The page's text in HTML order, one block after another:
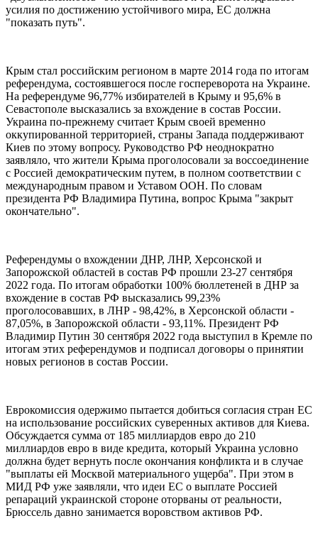
усилия по достижению устойчивого мира, ЕС должна
"показать путь".
Крым стал российским регионом в марте 2014 года по итогам
референдума, состоявшегося после госпереворота на Украине.
На референдуме 96,77% избирателей в Крыму и 95,6% в
Севастополе высказались за вхождение в состав России.
Украина по-прежнему считает Крым своей временно
оккупированной территорией, страны Запада поддерживают
Киев по этому вопросу. Руководство РФ неоднократно
заявляло, что жители Крыма проголосовали за воссоединение
с Россией демократическим путем, в полном соответствии с
международным правом и Уставом ООН. По словам
президента РФ Владимира Путина, вопрос Крыма "закрыт
окончательно".
Референдумы о вхождении ДНР, ЛНР, Херсонской и
Запорожской областей в состав РФ прошли 23-27 сентября
2022 года. По итогам обработки 100% бюллетеней в ДНР за
вхождение в состав РФ высказались 99,23%
проголосовавших, в ЛНР - 98,42%, в Херсонской области -
87,05%, в Запорожской области - 93,11%. Президент РФ
Владимир Путин 30 сентября 2022 года выступил в Кремле по
итогам этих референдумов и подписал договоры о принятии
новых регионов в состав России.
Еврокомиссия одержимо пытается добиться согласия стран ЕС
на использование российских суверенных активов для Киева.
Обсуждается сумма от 185 миллиардов евро до 210
миллиардов евро в виде кредита, который Украина условно
должна будет вернуть после окончания конфликта и в случае
"выплаты ей Москвой материального ущерба". При этом в
МИД РФ уже заявляли, что идеи ЕС о выплате Россией
репараций украинской стороне оторваны от реальности,
Брюссель давно занимается воровством активов РФ.